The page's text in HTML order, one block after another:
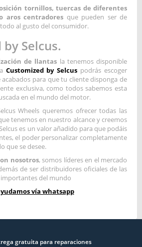
tornillos, tuercas de diferentes
aros centradores que pueden ser de
al gusto del consumidor.
Selcus.
de llantas la tenemos disponible
Customized by Selcus podrás escoger
para que tu cliente disponga de
exclusiva, como todos sabemos esta
en el mundo del motor.
Wheels queremos ofrecer todas las
tenemos en nuestro alcance y creemos
es un valor añadido para que podáis
el poder personalizar completamente
que se desee.
nosotros, somos líderes en el mercado
de ser distribuidores oficiales de las
del mundo
vía whatsapp
gratuita para reparaciones